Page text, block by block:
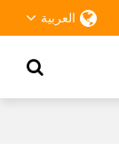
العربية